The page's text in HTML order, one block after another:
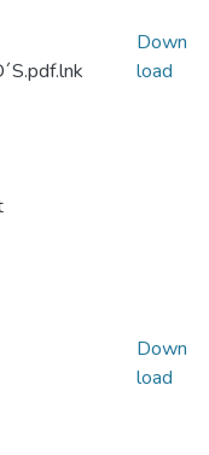
Down
load
Down
load